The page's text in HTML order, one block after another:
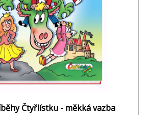
Čtyřlístku - měkká vazba